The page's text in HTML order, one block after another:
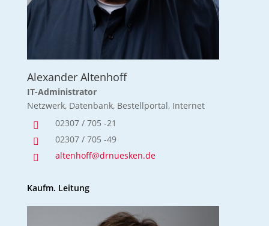
Alexander Altenhoff
IT-Administrator
Netzwerk, Datenbank, Bestellportal, Internet
 02307 / 705 -21
 02307 / 705 -49
 altenhoff@drnuesken.de
Kaufm. Leitung